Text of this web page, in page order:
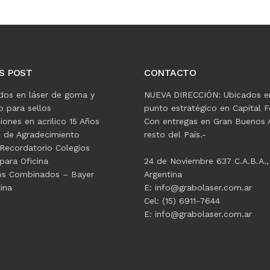
POST
en láser de goma y
para sellos
en acrilico 15 Años
de Agradecimiento
Colegios
Oficina
Combinados – Bayer
CONTACTO
NUEVA DIRECCIÓN: Ubicados
punto estratégico en Capital
Con entregas en Gran Buenos
resto del País.-
24 de Noviembre 637 C.A.B.A.,
Argentina
E: info@grabolaser.com.ar
Cel: (15) 6911-7644
E: info@grabolaser.com.ar